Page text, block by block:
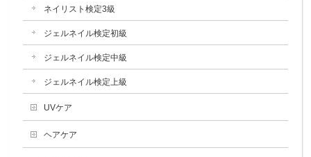
ネイリスト検定3級
ジェルネイル検定初級
ジェルネイル検定中級
ジェルネイル検定上級
UVケア
ヘアケア